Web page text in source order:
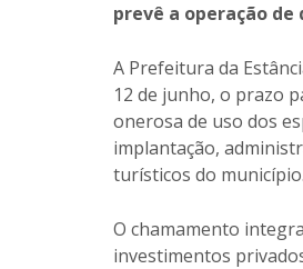
prevê a operação
A Prefeitura da
12 de junho, o prazo
onerosa de uso dos
implantação,
turísticos do município.
O chamamento
investimentos